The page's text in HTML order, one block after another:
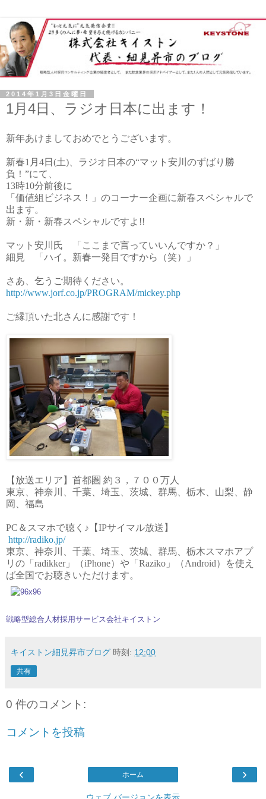
2014年1月3日金曜日
1月4日、ラジオ日本に出ます！
新年あけましておめでとうございます。
新春1月4日(土)、ラジオ日本の“マット安川のずばり勝
負！”にて、
13時10分前後に
「価値組ビジネス！」のコーナー企画に新春スペシャルで
出ます。
新・新・新春スペシャルですよ!!
マット安川氏 「ここまで言っていいんですか？」
細見 「ハイ。新春一発目ですから（笑）」
さあ、乞うご期待ください。
http://www.jorf.co.jp/PROGRAM/mickey.php
ご縁頂いた北さんに感謝です！
【放送エリア】首都圏 約３，７００万人
東京、神奈川、千葉、埼玉、茨城、群馬、栃木、山梨、静
岡、福島
PC＆スマホで聴く♪【IPサイマル放送】
http://radiko.jp/
東京、神奈川、千葉、埼玉、茨城、群馬、栃木スマホアプ
リの「radikker」（iPhone）や「 Raziko」（Android）を使え
ば全国でお聴きいただけます。
戦略型総合人材採用サービス会社キイストン
キイストン細見昇市ブログ 時刻: 12:00
共有
0 件のコメント:
コメントを投稿
‹ ›
ホーム
ウェブ バージョンを表示